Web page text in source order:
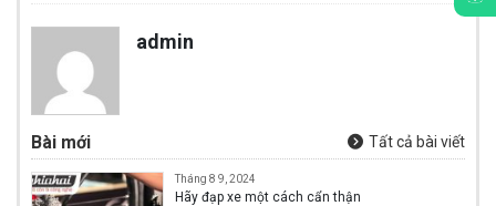
admin
Bài mới Tất cả bài viết
Tháng 8 9, 2024
Hãy đạp xe một cách cẩn thận